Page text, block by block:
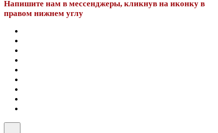
Напишите нам в мессенджеры, кликнув на иконку в
правом нижнем углу